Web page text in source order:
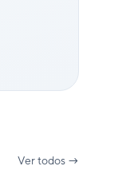
Ver todos →